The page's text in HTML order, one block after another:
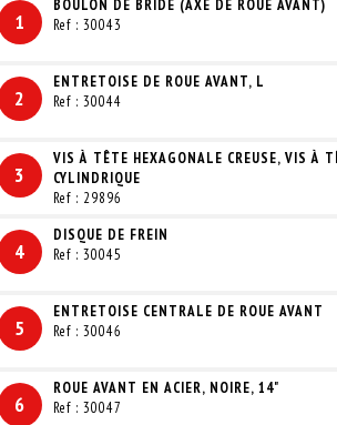
1
BOULON DE BRIDE (AXE DE ROUE AVANT)
Ref : 30043
2
ENTRETOISE DE ROUE AVANT, L
Ref : 30044
3
VIS À TÊTE HEXAGONALE CREUSE, VIS À
CYLINDRIQUE
Ref : 29896
4
DISQUE DE FREIN
Ref : 30045
5
ENTRETOISE CENTRALE DE ROUE AVANT
Ref : 30046
6
ROUE AVANT EN ACIER, NOIRE, 14"
Ref : 30047